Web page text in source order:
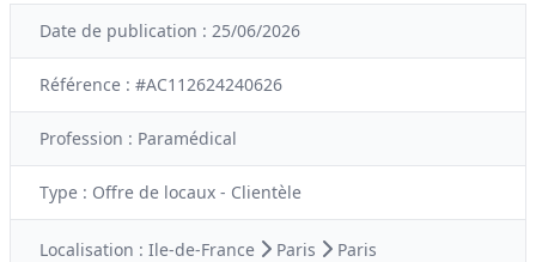
Date de publication : 25/06/2026
Référence : #AC112624240626
Profession : Paramédical
Type : Offre de locaux - Clientèle
Localisation : Ile-de-France Paris Paris